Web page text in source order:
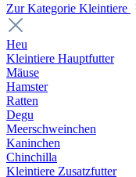
Zur Kategorie Kleintiere
Heu
Kleintiere Hauptfutter
Mäuse
Hamster
Ratten
Degu
Meerschweinchen
Kaninchen
Chinchilla
Kleintiere Zusatzfutter